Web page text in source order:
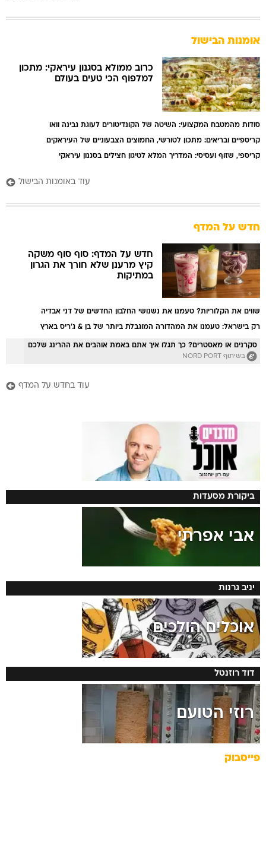
אומנות הבישול
כרוב ממולא בסגנון עיראקי: מתכון
למלפוף הכי טעים בעולם
סודות מהמטבח המקצועי: השיטה של הקונדיטורים לעוגת גבינה וואו
קריספיים ובריאים: מתכון לטורשי, החמוצים הצבעוניים של העיראקים
קריספי, שזוף ועסיסי: המדריך המלא לטיגון חצילים בסגנון עיראקי
עוד באומנות הבישול
חדש על המדף
חדש על המדף: סוף סוף משקה
קיץ מרענן שלא חורך את הגרון
במתיקות
שווים את הקלוריות? טעמנו את נשנושי החלבון החדשים של דני אבדיה
רק בישראל: טעמנו את המהדורה המוגבלת ביותר של בן & ג'ריס בארץ
סקרנים או מאסטרים? כך תגלו איך אתם באמת אוהבים את ההרינג שלכם
בשיתוף NORD PORT
עוד בחדש על המדף
ביקורת מסעדות
אבי אפרתי
יניב גרנות
אוכלים הולכים
דוד רוזנטל
רוזי הטועם
פייסבוק